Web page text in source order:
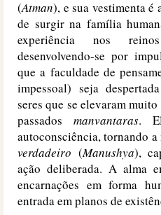
(Atman), e sua vestimenta
de surgir na família
experiência nos
desenvolvendo-se por
que a faculdade de
impessoal) seja
seres que se elevaram
passados manvantaras.
autoconsciência, tornando
verdadeiro (Manushya),
ação deliberada. A alma
encarnações em forma
entrada em planos de